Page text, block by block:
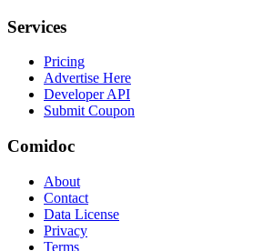
Services
Pricing
Advertise Here
Developer API
Submit Coupon
Comidoc
About
Contact
Data License
Privacy
Terms